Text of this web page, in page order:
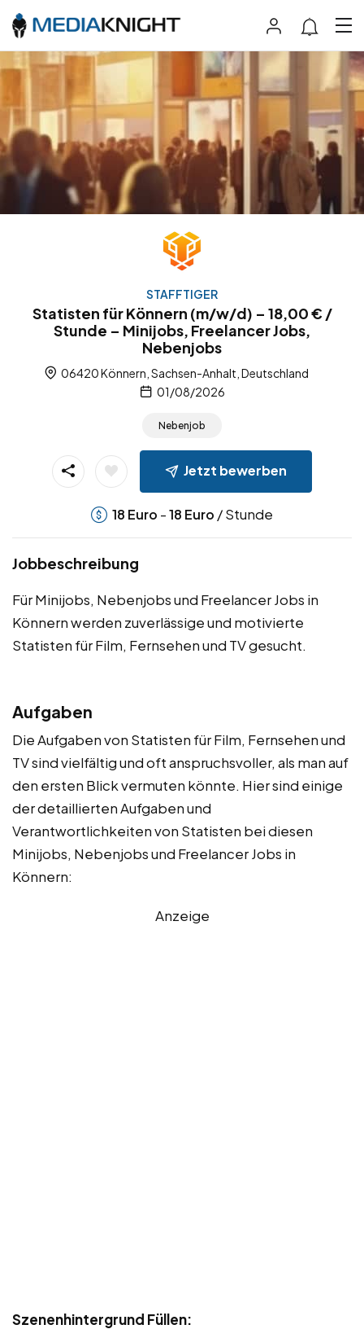
STAFFTIGER
Statisten für Könnern (m/w/d) – 18,00 € /
Stunde – Minijobs, Freelancer Jobs,
Nebenjobs
06420 Könnern, Sachsen-Anhalt, Deutschland
01/08/2026
Nebenjob
Jetzt bewerben
18 Euro -18 Euro / Stunde
Jobbeschreibung
Für Minijobs, Nebenjobs und Freelancer Jobs in
Könnern werden zuverlässige und motivierte
Statisten für Film, Fernsehen und TV gesucht.
Aufgaben
Die Aufgaben von Statisten für Film, Fernsehen und
TV sind vielfältig und oft anspruchsvoller, als man auf
den ersten Blick vermuten könnte. Hier sind einige
der detaillierten Aufgaben und
Verantwortlichkeiten von Statisten bei diesen
Minijobs, Nebenjobs und Freelancer Jobs in
Könnern:
Anzeige
Szenenhintergrund Füllen: